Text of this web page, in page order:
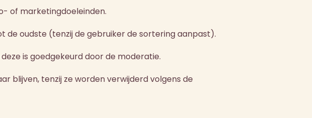
of marketingdoeleinden.
oudste (tenzij de gebruiker de sortering aanpast).
is goedgekeurd door de moderatie.
blijven, tenzij ze worden verwijderd volgens de